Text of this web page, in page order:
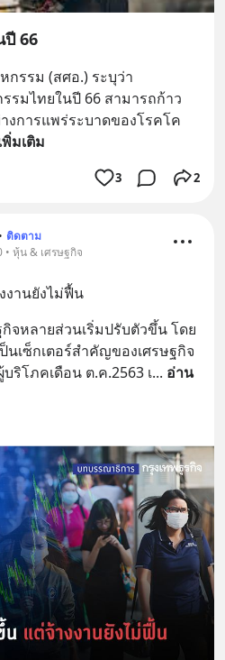
ปี 66
กรรม (สศอ.) ระบุว่า
มไทยในปี 66 สามารถก้าว
การแพร่ระบาดของโรคโค
พิ่มเติม
3 2
• ติดตาม
• หุ้น & เศรษฐกิจ
งานยังไม่ฟื้น
หลายส่วนเริ่มปรับตัวขึ้น โดย
นเซ็กเตอร์สำคัญของเศรษฐกิจ
โภคเดือน ต.ค.2563 เ... อ่าน